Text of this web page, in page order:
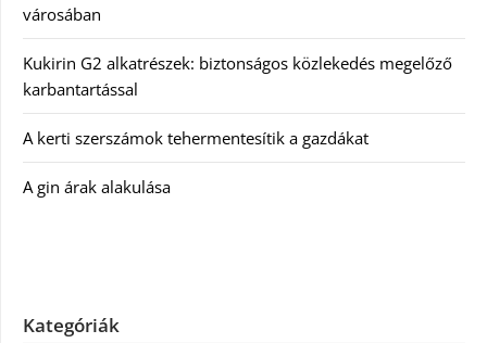
városában
Kukirin G2 alkatrészek: biztonságos közlekedés megelőző
karbantartással
A kerti szerszámok tehermentesítik a gazdákat
A gin árak alakulása
Kategóriák